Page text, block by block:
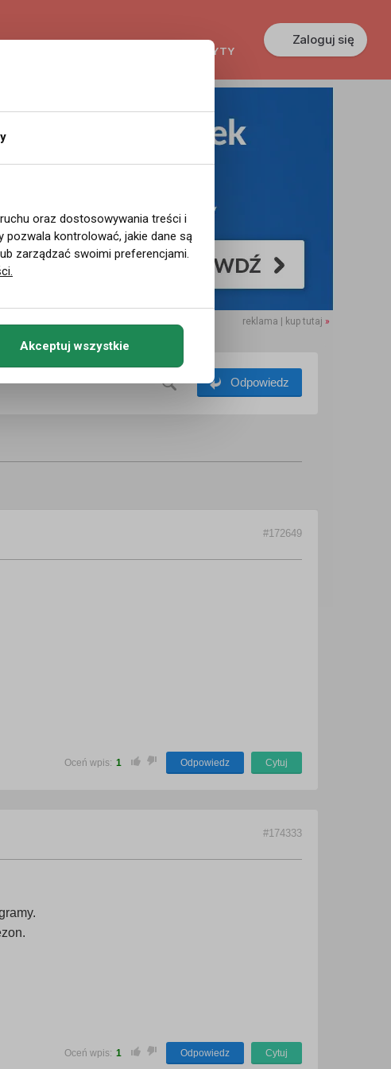
KREDYTY
Zaloguj się
reklama | kup tutaj »
Odpowiedz
#172649
Oceń wpis: 1 Odpowiedz Cytuj
#174333
Oceń wpis: 1 Odpowiedz Cytuj
oraz dostosowywania treści i
pozwala kontrolować, jakie dane są
zarządzać swoimi preferencjami.
Akceptuj wszystkie